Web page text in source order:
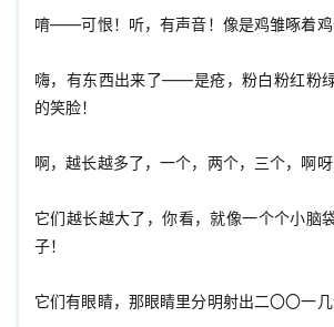
唷——可恨！听，有声音！像是鸡雏啄着鸡
嗨，有东西出来了——是疮，粉白粉红粉
的笑脸！
啊，越长越多了，一个，两个，三个，啊呀
它们越长越大了，你看，就像一个个小脑
子！
它们有眼睛，那眼睛里分明射出二〇〇一几